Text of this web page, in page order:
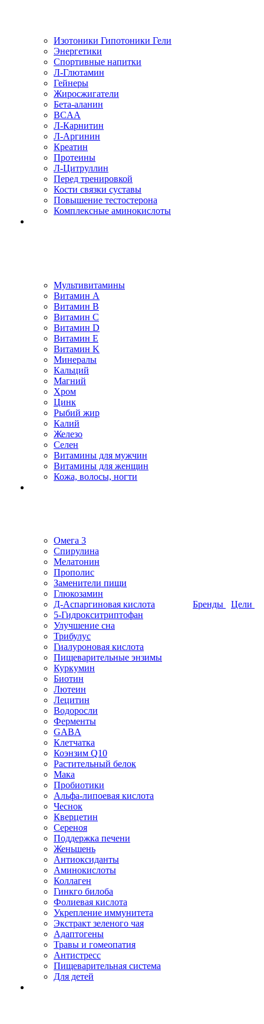
Изотоники Гипотоники Гели
Энергетики
Спортивные напитки
Л-Глютамин
Гейнеры
Жиросжигатели
Бета-аланин
BCAA
Л-Карнитин
Л-Аргинин
Креатин
Протеины
Л-Цитруллин
Перед тренировкой
Кости связки суставы
Повышение тестостерона
Комплексные аминокислоты
Мультивитамины
Витамин A
Витамин B
Витамин C
Витамин D
Витамин E
Витамин K
Минералы
Кальций
Магний
Хром
Цинк
Рыбий жир
Калий
Железо
Селен
Витамины для мужчин
Витамины для женщин
Кожа, волосы, ногти
Омега 3
Спирулина
Мелатонин
Прополис
Заменители пищи
Глюкозамин
Д-Аспаргиновая кислота
5-Гидрокситриптофан
Улучшение сна
Трибулус
Гиалуроновая кислота
Пищеварительные энзимы
Куркумин
Биотин
Лютеин
Лецитин
Водоросли
Ферменты
GABA
Клетчатка
Коэнзим Q10
Растительный белок
Мака
Пробиотики
Альфа-липоевая кислота
Чеснок
Кверцетин
Сереноя
Поддержка печени
Женьшень
Антиоксиданты
Аминокислоты
Коллаген
Гинкго билоба
Фолиевая кислота
Укрепление иммунитета
Экстракт зеленого чая
Адаптогены
Травы и гомеопатия
Антистресс
Пищеварительная система
Для детей
Бренды Цели